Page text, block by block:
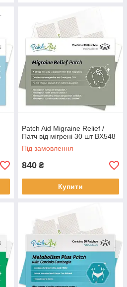
Patch Aid Migraine Relief /
Патч від мігрені 30 шт BX548
Під замовлення
840 ₴
Купити